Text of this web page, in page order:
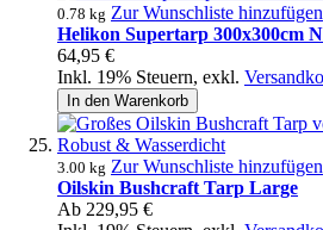
0.78 kg Zur Wunschliste hinzufügen
Helikon Supertarp 300x300cm
64,95 €
Inkl. 19% Steuern, exkl.
In den Warenkorb
3.00 kg Zur Wunschliste hinzufügen
Oilskin Bushcraft Tarp Large
Ab 229,95 €